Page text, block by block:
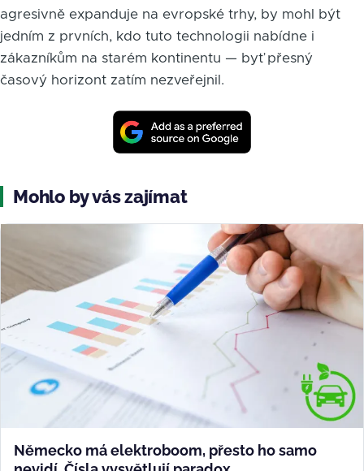
agresivně expanduje na evropské trhy, by mohl být
jedním z prvních, kdo tuto technologii nabídne i
zákazníkům na starém kontinentu — byť přesný
časový horizont zatím nezveřejnil.
Mohlo by vás zajímat
Německo má elektroboom, přesto ho samo